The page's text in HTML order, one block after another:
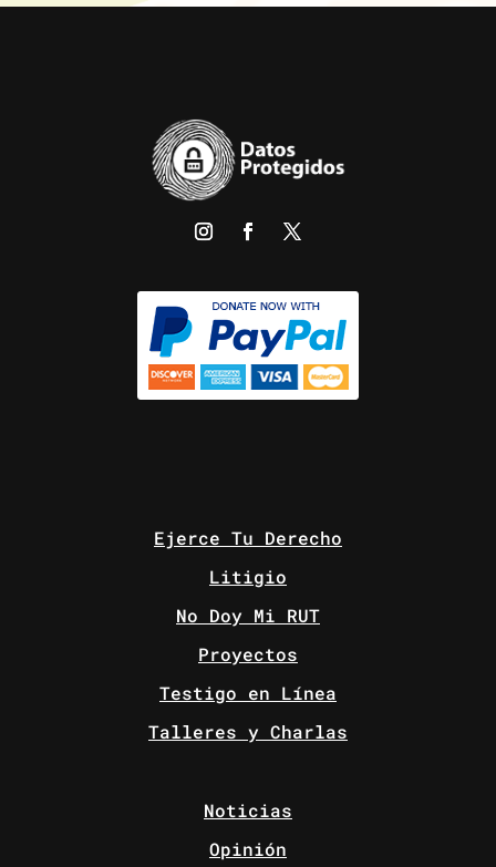
Ejerce Tu Derecho
Litigio
No Doy Mi RUT
Proyectos
Testigo en Línea
Talleres y Charlas
Noticias
Opinión